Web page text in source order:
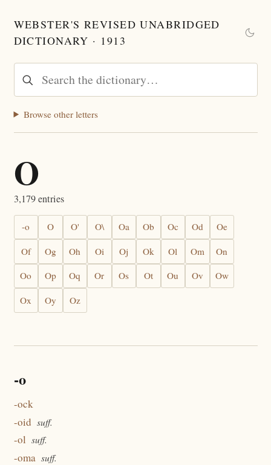
WEBSTER'S REVISED UNABRIDGED
DICTIONARY · 1913
Browse other letters
O
3,179 entries
-o O O' O\ Oa Ob Oc Od Oe
Of Og Oh Oi Oj Ok Ol Om On
Oo Op Oq Or Os Ot Ou Ov Ow
Ox Oy Oz
-o
-ock
-oid suff.
-ol suff.
-oma suff.